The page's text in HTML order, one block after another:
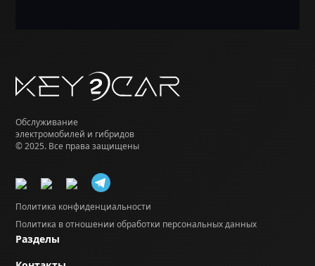
Обслуживание
электромобилей и гибридов
© 2025. Все права защищены
Политика конфиденциальности
Политика в отношении обработки персональных данных
Разделы